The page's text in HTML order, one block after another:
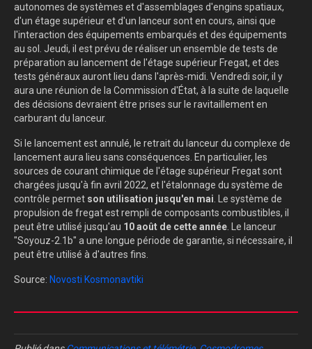
autonomes de systèmes et d'assemblages d'engins spatiaux,
d'un étage supérieur et d'un lanceur sont en cours, ainsi que
l'interaction des équipements embarqués et des équipements
au sol. Jeudi, il est prévu de réaliser un ensemble de tests de
préparation au lancement de l'étage supérieur Fregat, et des
tests généraux auront lieu dans l'après-midi. Vendredi soir, il y
aura une réunion de la Commission d'État, à la suite de laquelle
des décisions devraient être prises sur le ravitaillement en
carburant du lanceur.
Si le lancement est annulé, le retrait du lanceur du complexe de
lancement aura lieu sans conséquences. En particulier, les
sources de courant chimique de l'étage supérieur Fregat sont
chargées jusqu'à fin avril 2022, et l'étalonnage du système de
contrôle permet son utilisation jusqu'en mai. Le système de
propulsion de fregat est rempli de composants combustibles, il
peut être utilisé jusqu'au 10 août de cette année. Le lanceur
"Soyouz-2.1b" a une longue période de garantie, si nécessaire, il
peut être utilisé à d'autres fins.
Source: Novosti Kosmonavtiki